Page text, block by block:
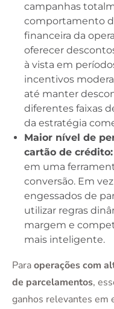
campanhas
comportamento
financeira da
oferecer
à vista em
incentivos
até manter
diferentes faixas
da estratégia
Maior nível de
cartão de crédito:
em uma
conversão. Em
engessados de
utilizar regras
margem e
mais inteligente.
Paraoperações com
de parcelamentos,
ganhos relevantes em